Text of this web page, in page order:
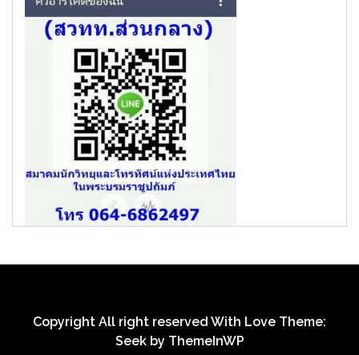
Copyright All right reserved With Love Theme:
Seek by ThemeInWP